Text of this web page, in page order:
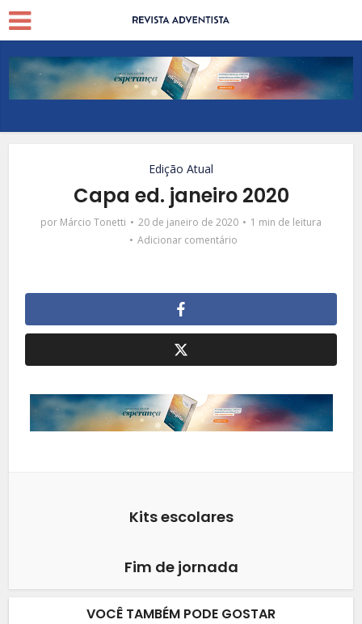
Edição Atual
Capa ed. janeiro 2020
por Márcio Tonetti 20 de janeiro de 2020
1 min de leitura
Adicionar comentário
Kits escolares
Fim de jornada
VOCÊ TAMBÉM PODE GOSTAR